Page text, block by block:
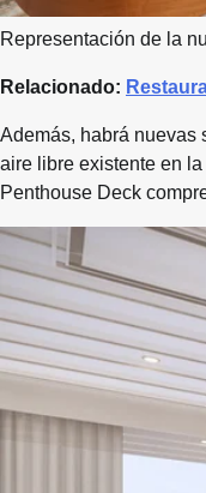
Representación de la
Relacionado:
Además, habrá nuevas
aire libre existente en
Penthouse Deck